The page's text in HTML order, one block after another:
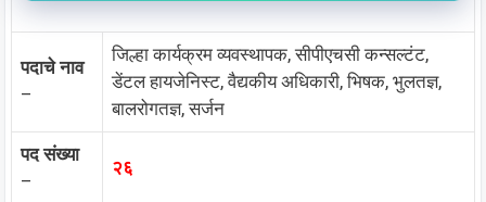
पदाचे नाव
–
जिल्हा कार्यक्रम व्यवस्थापक, सीपीएचसी कन्सल्टंट,
डेंटल हायजेनिस्ट, वैद्यकीय अधिकारी, भिषक, भुलतज्ञ,
बालरोगतज्ञ, सर्जन
पद संख्या
–
२६